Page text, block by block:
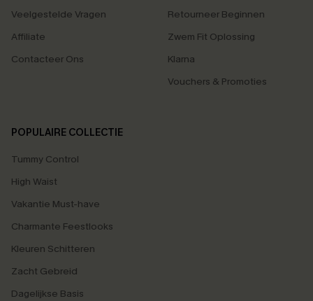
Veelgestelde Vragen
Affiliate
Contacteer Ons
Retourneer Beginnen
Zwem Fit Oplossing
Klarna
Vouchers & Promoties
POPULAIRE COLLECTIE
Tummy Control
High Waist
Vakantie Must-have
Charmante Feestlooks
Kleuren Schitteren
Zacht Gebreid
Dagelijkse Basis